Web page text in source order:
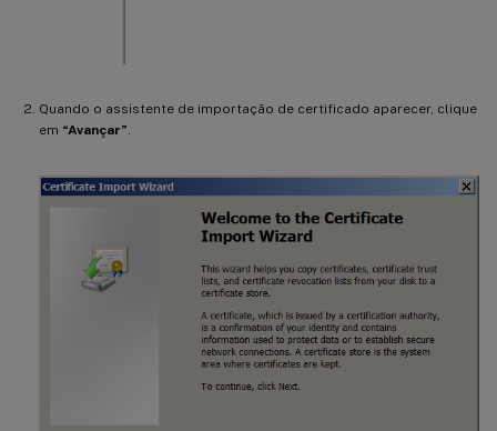
Quando o assistente de importação de certificado aparecer, clique
em “Avançar”.